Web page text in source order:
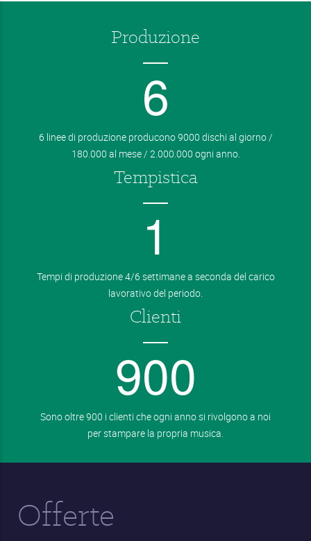
Produzione
6
6 linee di produzione producono 9000 dischi al giorno /
180.000 al mese / 2.000.000 ogni anno.
Tempistica
1
Tempi di produzione 4/6 settimane a seconda del carico
lavorativo del periodo.
Clienti
900
Sono oltre 900 i clienti che ogni anno si rivolgono a noi
per stampare la propria musica.
Offerte